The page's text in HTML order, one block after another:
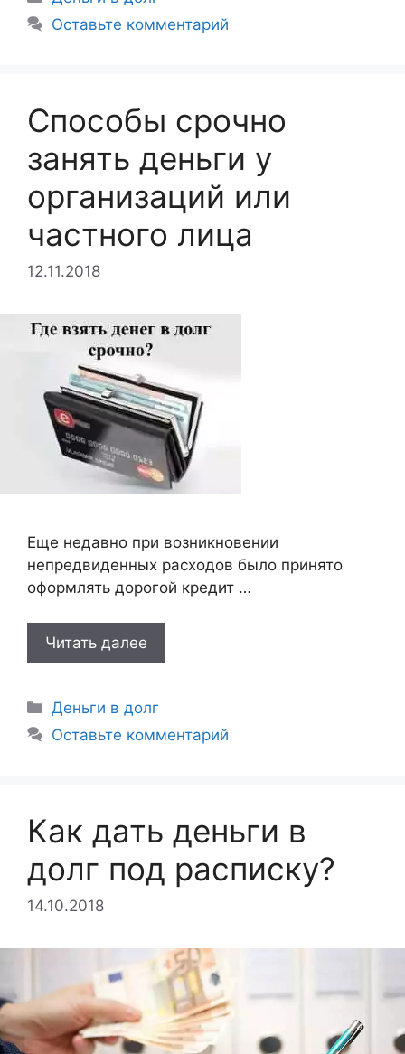
Оставьте комментарий
Способы срочно
занять деньги у
организаций или
частного лица
12.11.2018
Еще недавно при возникновении
непредвиденных расходов было принято
оформлять дорогой кредит …
Читать далее
Рубрики
Деньги в долг
Оставьте комментарий
Как дать деньги в
долг под расписку?
14.10.2018